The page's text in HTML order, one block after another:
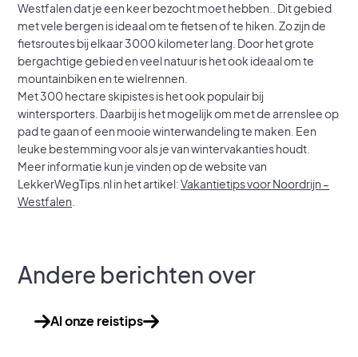
Westfalen dat je een keer bezocht moet hebben.. Dit gebied
met vele bergen is ideaal om te fietsen of te hiken. Zo zijn de
fietsroutes bij elkaar 3000 kilometer lang. Door het grote
bergachtige gebied en veel natuur is het ook ideaal om te
mountainbiken en te wielrennen.
Met 300 hectare skipistes is het ook populair bij
wintersporters. Daarbij is het mogelijk om met de arrenslee op
pad te gaan of een mooie winterwandeling te maken. Een
leuke bestemming voor als je van wintervakanties houdt.
Meer informatie kun je vinden op de website van
LekkerWegTips.nl in het artikel:Vakantietips voor Noordrijn –
Westfalen
Andere berichten over
Al onze reistips